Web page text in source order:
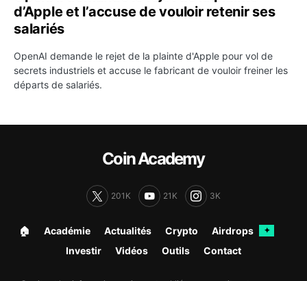
d’Apple et l’accuse de vouloir retenir ses
salariés
OpenAI demande le rejet de la plainte d'Apple pour vol de
secrets industriels et accuse le fabricant de vouloir freiner les
départs de salariés.
Coin Academy
201K 21K 3K
🏠︎ Académie Actualités Crypto Airdrops ✦
Investir Vidéos Outils Contact